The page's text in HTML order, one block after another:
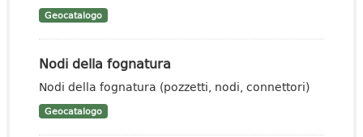
Geocatalogo
Nodi della fognatura
Nodi della fognatura (pozzetti, nodi, connettori)
Geocatalogo